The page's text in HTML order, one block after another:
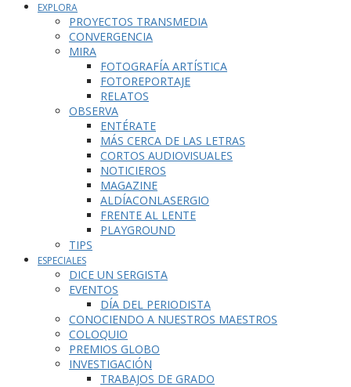
EXPLORA
PROYECTOS TRANSMEDIA
CONVERGENCIA
MIRA
FOTOGRAFÍA ARTÍSTICA
FOTOREPORTAJE
RELATOS
OBSERVA
ENTÉRATE
MÁS CERCA DE LAS LETRAS
CORTOS AUDIOVISUALES
NOTICIEROS
MAGAZINE
ALDÍACONLASERGIO
FRENTE AL LENTE
PLAYGROUND
TIPS
ESPECIALES
DICE UN SERGISTA
EVENTOS
DÍA DEL PERIODISTA
CONOCIENDO A NUESTROS MAESTROS
COLOQUIO
PREMIOS GLOBO
INVESTIGACIÓN
TRABAJOS DE GRADO